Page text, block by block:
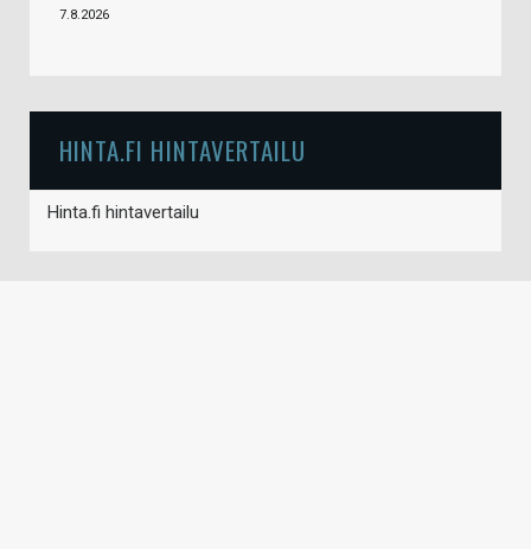
7.8.2026
HINTA.FI HINTAVERTAILU
Hinta.fi hintavertailu